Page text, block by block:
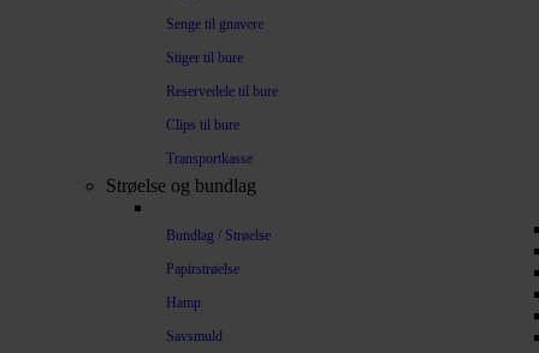
Senge til gnavere
Stiger til bure
Reservedele til bure
Clips til bure
Transportkasse
Strøelse og bundlag
Bundlag / Strøelse
Papirstrøelse
Hamp
Savsmuld